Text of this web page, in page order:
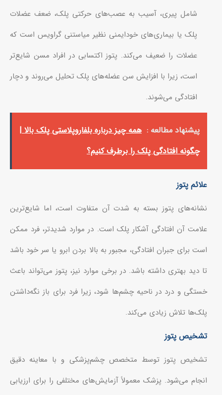
شامل پیری، آسیب به عصب‌های حرکتی پلک، ضعف عضلات
پلک یا بیماری‌های خودایمنی نظیر میاستنی گراویس است که
عضلات را ضعیف می‌کند. پتوز اکتسابی در افراد مسن شایع‌تر
است، زیرا با افزایش سن عضله‌های پلک تحلیل می‌روند و دچار
افتادگی می‌شوند.
پیشنهاد مطالعه : همه چیز درباره بلفاروپلاستی پلک بالا |
چگونه افتادگی پلک را برطرف کنیم؟
علائم پتوز
نشانه‌های پتوز بسته به شدت آن متفاوت است، اما شایع‌ترین
علامت آن افتادگی آشکار پلک است. در موارد شدیدتر، فرد ممکن
است برای جبران افتادگی، مجبور به بالا بردن ابرو یا سر خود باشد
تا دید بهتری داشته باشد. در برخی موارد نیز، پتوز می‌تواند باعث
خستگی و درد در ناحیه چشم‌ها شود، زیرا فرد برای باز نگه‌داشتن
پلک‌ها تلاش زیادی می‌کند.
تشخیص پتوز
تشخیص پتوز توسط متخصص چشم‌پزشکی و با معاینه دقیق
انجام می‌شود. پزشک معمولاً آزمایش‌های مختلفی را برای ارزیابی